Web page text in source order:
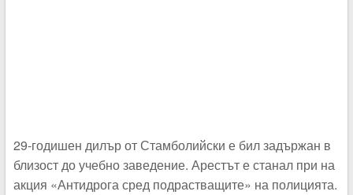
29-годишен дилър от Стамболийски е бил задържан в
близост до учебно заведение. Арестът е станал при на
акция «Антидрога сред подрастващите» на полицията.